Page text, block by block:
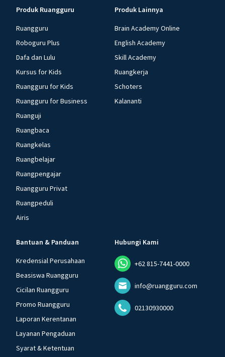
Produk Ruangguru
Ruangguru
Roboguru Plus
Dafa dan Lulu
Kursus for Kids
Ruangguru for Kids
Ruangguru for Business
Ruanguji
Ruangbaca
Ruangkelas
Ruangbelajar
Ruangpengajar
Ruangguru Privat
Ruangpeduli
Airis
Produk Lainnya
Brain Academy Online
English Academy
Skill Academy
Ruangkerja
Schoters
Kalananti
Bantuan & Panduan
Kredensial Perusahaan
Beasiswa Ruangguru
Cicilan Ruangguru
Promo Ruangguru
Laporan Kerentanan
Layanan Pengaduan
Syarat & Ketentuan
Hubungi Kami
+62 815-7441-0000
info@ruangguru.com
02130930000